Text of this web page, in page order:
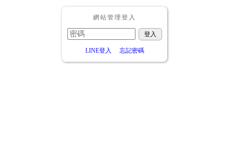
網站管理登入
LINE登入 忘記密碼